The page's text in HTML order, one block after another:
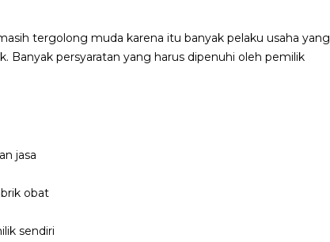
tergolong muda karena itu banyak pelaku usaha yang
Banyak persyaratan yang harus dipenuhi oleh pemilik
jasa
obat
sendiri